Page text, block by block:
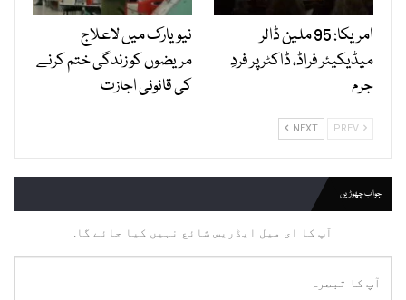
امریکا: 95 ملین ڈالر
میڈیکیئر فراڈ، ڈاکٹر پر فردِ
جرم
نیویارک میں لاعلاج
مریضوں کو زندگی ختم کرنے
کی قانونی اجازت
NEXT
جواب چھوڑیں
آپ کا ای میل ایڈریس شائع نہیں کیا جائے گا.